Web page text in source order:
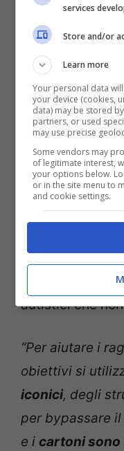
Il film alterna
del fratello,
comunicare con
“Non è vero
da soli.
altri”dichiara
parlando
autistici che
“Per aiutare i
obiettivi si
iconici, degli
per bypassare
e i cartoni sono
services
Store and/or
Learn more
Your personal data
your device (cookies,
data) may be stored
partners, or used
may use precise
Some vendors may
of legitimate interest,
your options below.
or in the site menu to
and cookie settings.